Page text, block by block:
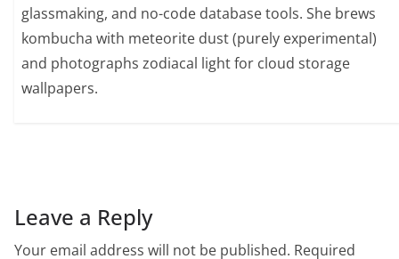
glassmaking, and no-code database tools. She brews
kombucha with meteorite dust (purely experimental)
and photographs zodiacal light for cloud storage
wallpapers.
Leave a Reply
Your email address will not be published. Required